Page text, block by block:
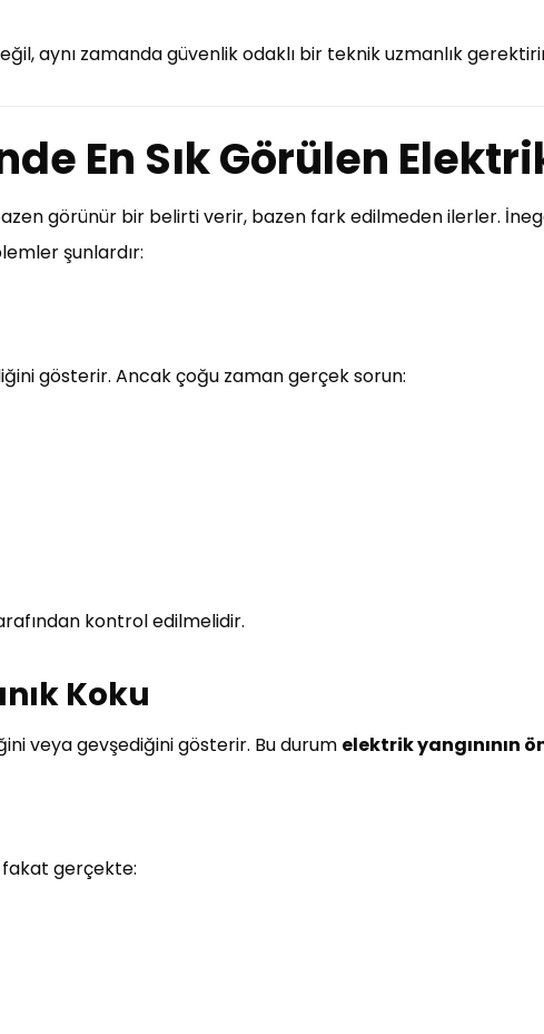
aynı zamanda güvenlik odaklı bir teknik uzmanlık
En Sık Görülen
görünür bir belirti verir, bazen fark edilmeden ilerler.
şunlardır:
gösterir. Ancak çoğu zaman gerçek sorun:
kontrol edilmelidir.
Koku
veya gevşediğini gösterir. Bu durum elektrik yangınının
fakat gerçekte: